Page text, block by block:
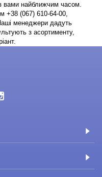
вами найближчим часом.
+38 (067) 610-64-00,
менеджери дадуть
з асортименту,